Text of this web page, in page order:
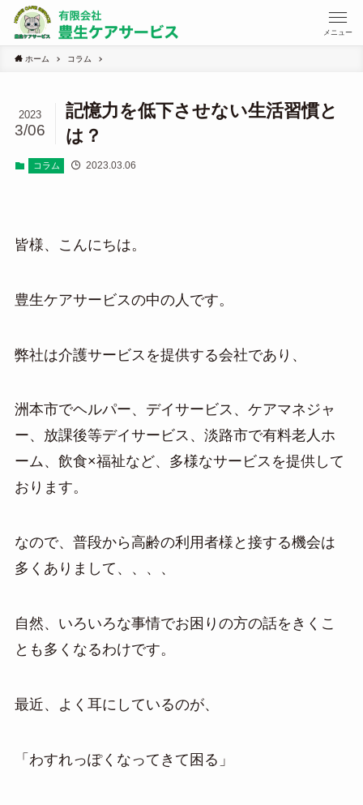
メニュー
ホーム コラム
記憶力を低下させない生活習慣と
は？
2023
3/06
コラム 2023.03.06
皆様、こんにちは。
豊生ケアサービスの中の人です。
弊社は介護サービスを提供する会社であり、
洲本市でヘルパー、デイサービス、ケアマネジャ
ー、放課後等デイサービス、淡路市で有料老人ホ
ーム、飲食×福祉など、多様なサービスを提供して
おります。
なので、普段から高齢の利用者様と接する機会は
多くありまして、、、、
自然、いろいろな事情でお困りの方の話をきくこ
とも多くなるわけです。
最近、よく耳にしているのが、
「わすれっぽくなってきて困る」